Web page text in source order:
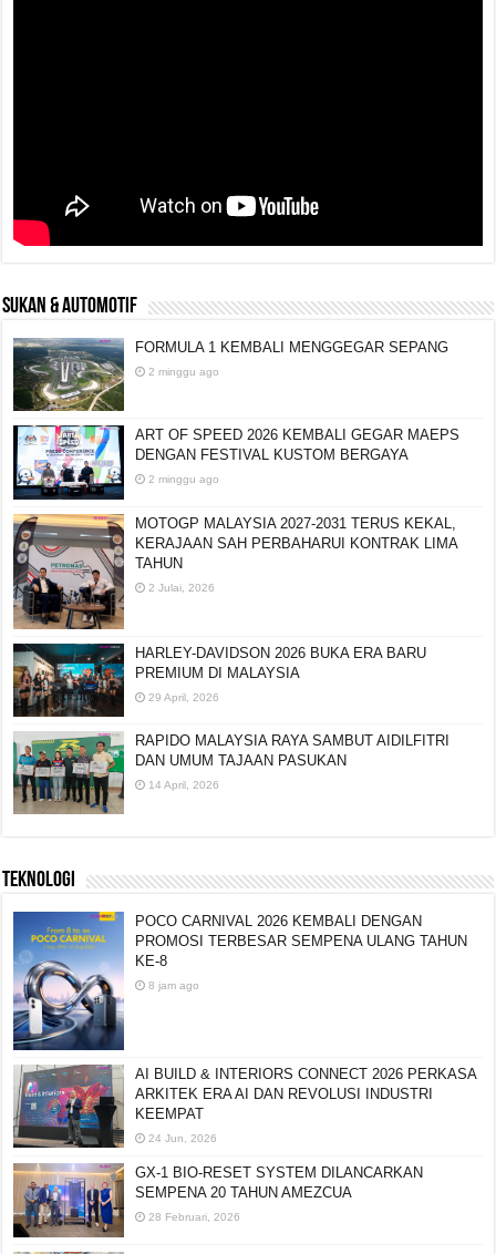
SUKAN & AUTOMOTIF
FORMULA 1 KEMBALI MENGGEGAR SEPANG
2 minggu ago
ART OF SPEED 2026 KEMBALI GEGAR MAEPS
DENGAN FESTIVAL KUSTOM BERGAYA
2 minggu ago
MOTOGP MALAYSIA 2027-2031 TERUS KEKAL,
KERAJAAN SAH PERBAHARUI KONTRAK LIMA
TAHUN
2 Julai, 2026
HARLEY-DAVIDSON 2026 BUKA ERA BARU
PREMIUM DI MALAYSIA
29 April, 2026
RAPIDO MALAYSIA RAYA SAMBUT AIDILFITRI
DAN UMUM TAJAAN PASUKAN
14 April, 2026
TEKNOLOGI
POCO CARNIVAL 2026 KEMBALI DENGAN
PROMOSI TERBESAR SEMPENA ULANG TAHUN
KE-8
8 jam ago
AI BUILD & INTERIORS CONNECT 2026 PERKASA
ARKITEK ERA AI DAN REVOLUSI INDUSTRI
KEEMPAT
24 Jun, 2026
GX-1 BIO-RESET SYSTEM DILANCARKAN
SEMPENA 20 TAHUN AMEZCUA
28 Februari, 2026